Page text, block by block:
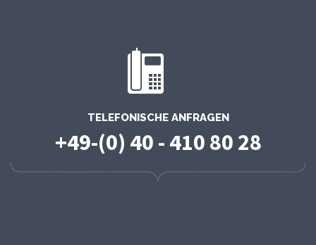
TELEFONISCHE ANFRAGEN
+49-(0) 40 - 410 80 28